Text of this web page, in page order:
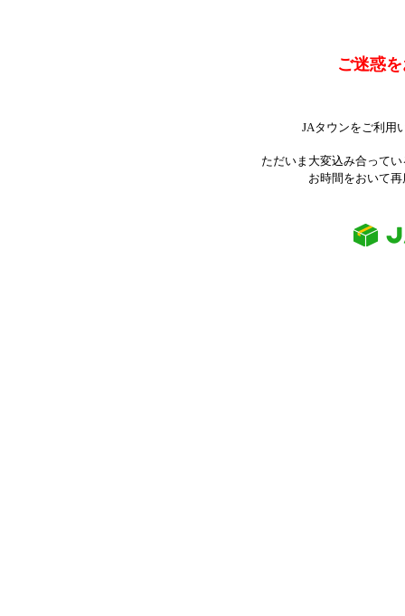
ご迷惑
JAタウンをご利用
ただいま大変込み合って
お時間をおいて